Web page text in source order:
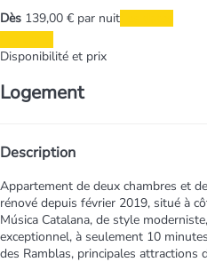
Dès 139,00 € par nuit
Disponibilité et prix
Logement
Description
Appartement de deux chambres et
rénové depuis février 2019, situé à
Música Catalana, de style
exceptionnel, à seulement 10
des Ramblas, principales attractions